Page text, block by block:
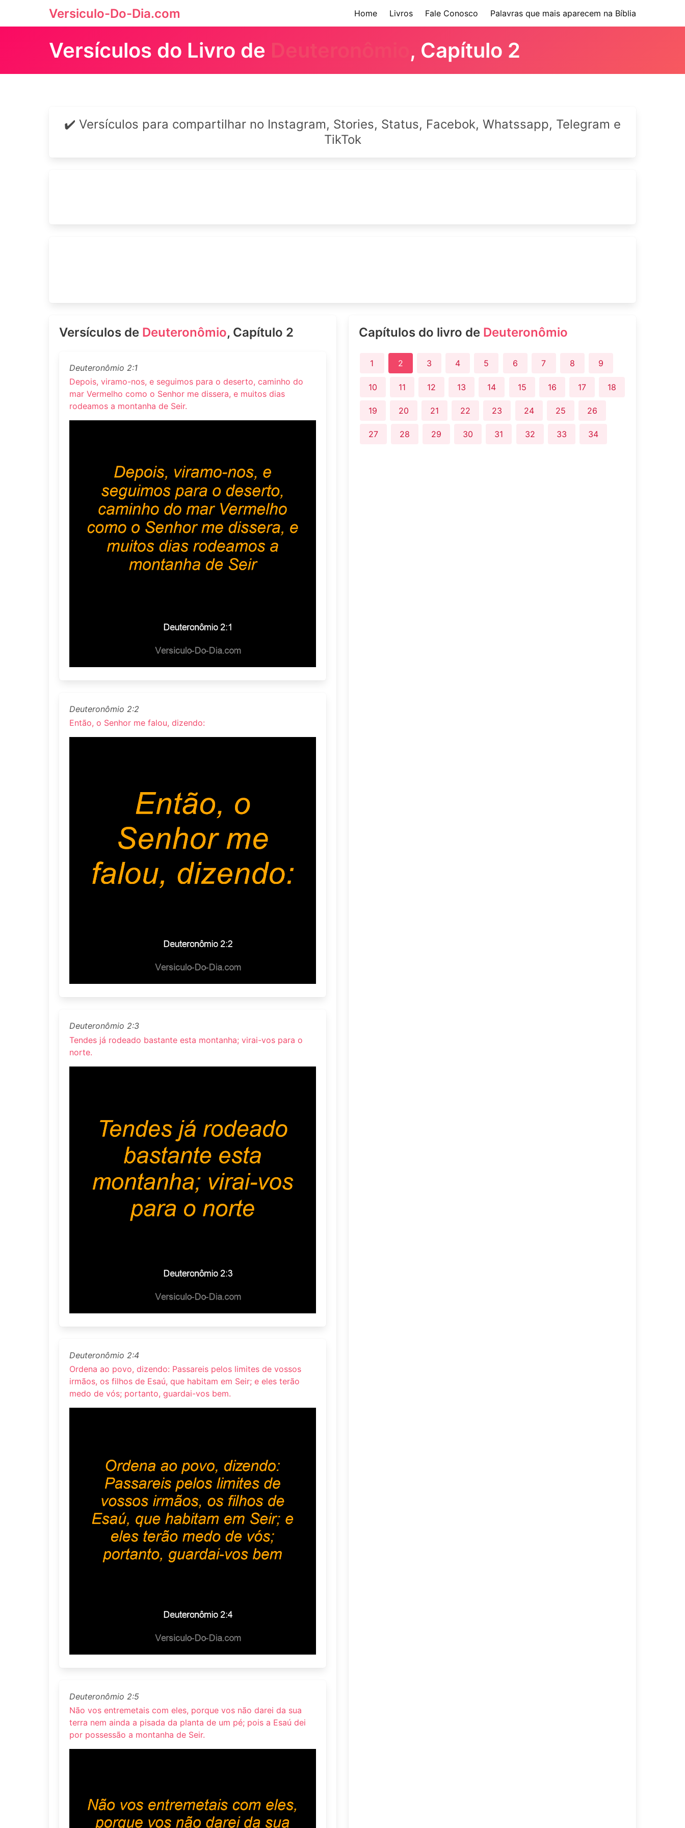
Versiculo-Do-Dia.com Home Livros Fale Conosco Palavras que mais aparecem na Bíblia
Versículos do Livro de Deuteronômio , Capítulo 2
✔️ Versículos para compartilhar no Instagram, Stories, Status, Facebok, Whatssapp, Telegram e
TikTok
Versículos de Deuteronômio, Capítulo 2
Deuteronômio 2:1
Depois, viramo-nos, e seguimos para o deserto, caminho do
mar Vermelho como o Senhor me dissera, e muitos dias
rodeamos a montanha de Seir.
Deuteronômio 2:2
Então, o Senhor me falou, dizendo:
Deuteronômio 2:3
Tendes já rodeado bastante esta montanha; virai-vos para o
norte.
Deuteronômio 2:4
Ordena ao povo, dizendo: Passareis pelos limites de vossos
irmãos, os filhos de Esaú, que habitam em Seir; e eles terão
medo de vós; portanto, guardai-vos bem.
Deuteronômio 2:5
Não vos entremetais com eles, porque vos não darei da sua
terra nem ainda a pisada da planta de um pé; pois a Esaú dei
por possessão a montanha de Seir.
Capítulos do livro de Deuteronômio
1 2 3 4 5 6 7 8 9
10 11 12 13 14 15 16 17 18
19 20 21 22 23 24 25 26
27 28 29 30 31 32 33 34